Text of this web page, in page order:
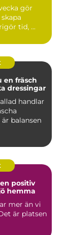
gör
tid, ...
en fräsch
dressingar
handlar
balansen
positiv
hemma
mer än vi
är platsen